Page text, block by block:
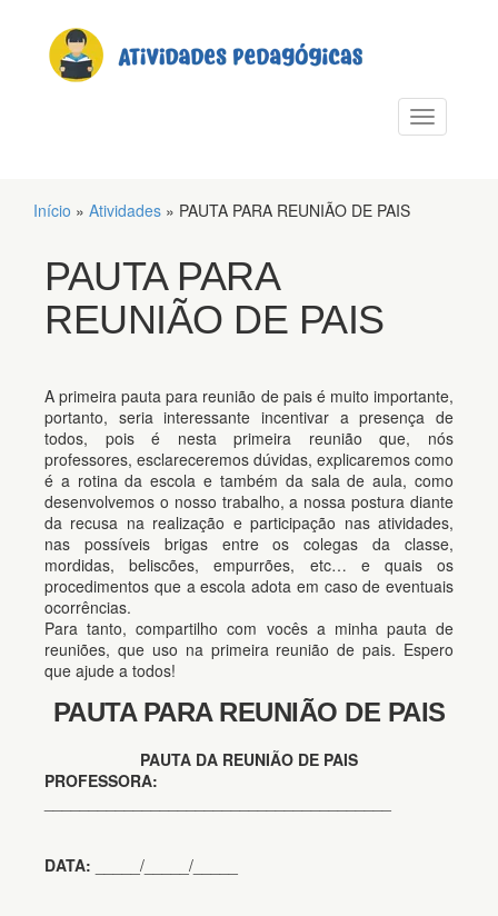
Alternar
Início » Atividades » PAUTA PARA REUNIÃO DE PAIS
PAUTA PARA
REUNIÃO DE PAIS
A primeira pauta para reunião de pais é muito importante,
portanto, seria interessante incentivar a presença de
todos, pois é nesta primeira reunião que, nós
professores, esclareceremos dúvidas, explicaremos como
é a rotina da escola e também da sala de aula, como
desenvolvemos o nosso trabalho, a nossa postura diante
da recusa na realização e participação nas atividades,
nas possíveis brigas entre os colegas da classe,
mordidas, beliscões, empurrões, etc… e quais os
procedimentos que a escola adota em caso de eventuais
ocorrências.
Para tanto, compartilho com vocês a minha pauta de
reuniões, que uso na primeira reunião de pais. Espero
que ajude a todos!
PAUTA PARA REUNIÃO DE PAIS
PAUTA DA REUNIÃO DE PAIS
PROFESSORA:
DATA: _____/_____/_____